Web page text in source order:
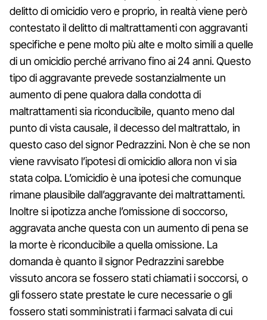
delitto di omicidio vero e proprio, in realtà viene però
contestato il delitto di maltrattamenti con aggravanti
specifiche e pene molto più alte e molto simili a quelle
di un omicidio perché arrivano fino ai 24 anni. Questo
tipo di aggravante prevede sostanzialmente un
aumento di pene qualora dalla condotta di
maltrattamenti sia riconducibile, quanto meno dal
punto di vista causale, il decesso del maltrattalo, in
questo caso del signor Pedrazzini. Non è che se non
viene ravvisato l’ipotesi di omicidio allora non vi sia
stata colpa. L’omicidio è una ipotesi che comunque
rimane plausibile dall’aggravante dei maltrattamenti.
Inoltre si ipotizza anche l’omissione di soccorso,
aggravata anche questa con un aumento di pena se
la morte è riconducibile a quella omissione. La
domanda è quanto il signor Pedrazzini sarebbe
vissuto ancora se fossero stati chiamati i soccorsi, o
gli fossero state prestate le cure necessarie o gli
fossero stati somministrati i farmaci salvata di cui